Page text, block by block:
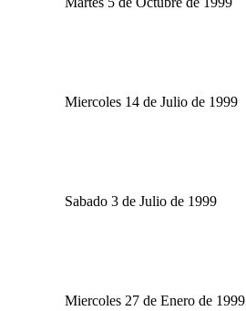
Miercoles 14 de Julio de 1999
Sabado 3 de Julio de 1999
Miercoles 27 de Enero de 1999